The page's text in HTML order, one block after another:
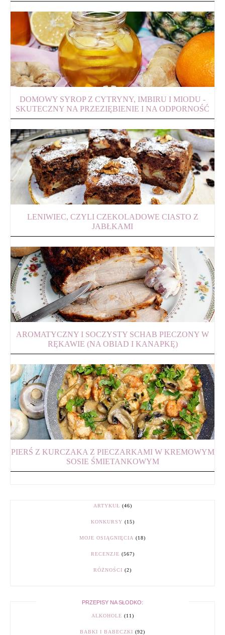
DOMOWY SYROP Z CYTRYNY, IMBIRU I MIODU -
SKUTECZNY NA PRZEZIĘBIENIE I NA ODPORNOŚĆ
LENIWIEC, CZYLI CZEKOLADOWE CIASTO Z
JABŁKAMI
AROMATYCZNY I SOCZYSTY SCHAB PIECZONY W
RĘKAWIE (NA OBIAD I KANAPKĘ)
PIERŚ Z KURCZAKA Z PIECZARKAMI W KREMOWYM
SOSIE ŚMIETANKOWYM
ARTYKUŁ (46)
KONKURSY (15)
MOJE OSIĄGNIĘCIA (18)
RECENZJE (567)
RÓŻNOŚCI (2)
PRZEPISY NA SŁODKO:
ALKOHOLE (11)
BABKI I BABECZKI (92)